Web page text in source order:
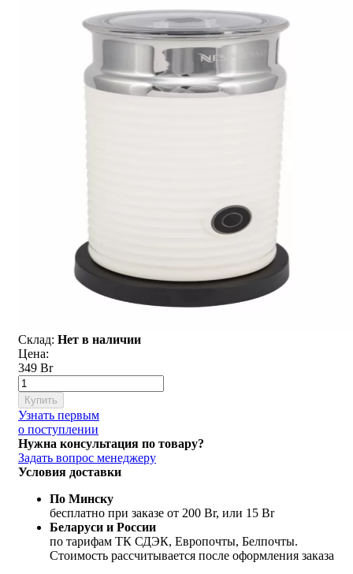
Склад: Нет в наличии
Цена:
349 Br
Купить
Узнать первым
о поступлении
Нужна консультация по товару?
Задать вопрос менеджеру
Условия доставки
По Минску
бесплатно при заказе от 200 Br, или 15 Br
Беларуси и России
по тарифам ТК СДЭК, Европочты, Белпочты.
Стоимость рассчитывается после оформления заказа